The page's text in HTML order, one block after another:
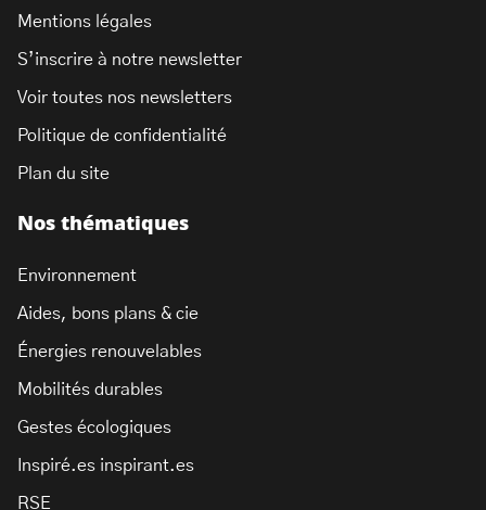
Nos thématiques
Environnement
Aides, bons plans & cie
Énergies renouvelables
Mobilités durables
Gestes écologiques
Inspiré.es inspirant.es
RSE
Mentions légales
S’inscrire à notre newsletter
Voir toutes nos newsletters
Politique de confidentialité
Plan du site